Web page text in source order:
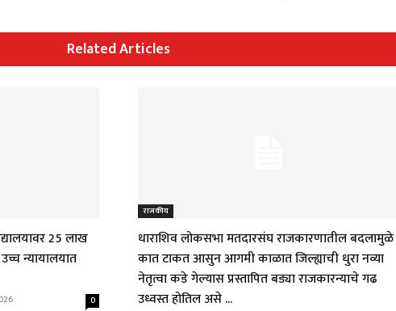
Related Articles
₹25 लाख
न्यायालयात
0
राजकीय
धाराशिव लोकसभा मतदारसंघ राजकारणातील बदलामुळे
कात टाकत आसुन आगमी काळात जिल्ह्याची धुरा नव्या
नेतृत्वा कडे गेल्यास प्रस्तापित बड्या राजकारन्याचे गढ
उध्वस्त होतिल असे ...